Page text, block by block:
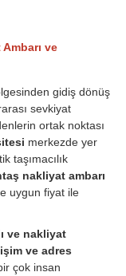
ve
gidiş dönüş
sevkiyat
ortak noktası
merkezde yer
taşımacılık
nakliyat ambarı
uygun fiyat ile
ve nakliyat
ve adres
çok insan